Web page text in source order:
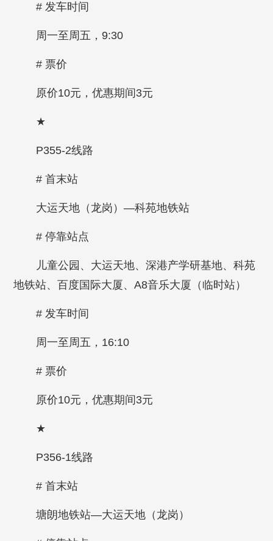
# 发车时间
周一至周五，9:30
# 票价
原价10元，优惠期间3元
★
P355-2线路
# 首末站
大运天地（龙岗）—科苑地铁站
# 停靠站点
儿童公园、大运天地、深港产学研基地、科苑
地铁站、百度国际大厦、A8音乐大厦（临时站）
# 发车时间
周一至周五，16:10
# 票价
原价10元，优惠期间3元
★
P356-1线路
# 首末站
塘朗地铁站—大运天地（龙岗）